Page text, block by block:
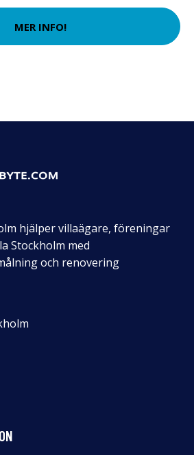
MER INFO!
hjälper villaägare, föreningar
Stockholm med
och renovering